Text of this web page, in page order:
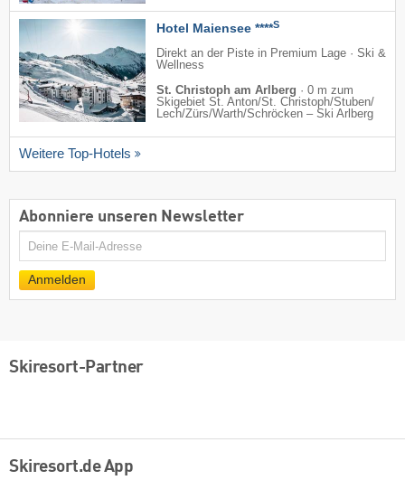
Hotel Maiensee ****S
Direkt an der Piste in Premium Lage · Ski &
Wellness
St. Christoph am Arlberg · 0 m zum
Skigebiet St. Anton/​St. Christoph/​Stuben/​
Lech/​Zürs/​Warth/​Schröcken – Ski Arlberg
Weitere Top-Hotels
Abonniere unseren Newsletter
E-
Anmelden
Skiresort-Partner
Skiresort.de App